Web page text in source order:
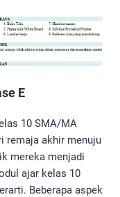
E
10 SMA/MA
remaja akhir menuju
mereka menjadi
ajar kelas 10
Beberapa aspek